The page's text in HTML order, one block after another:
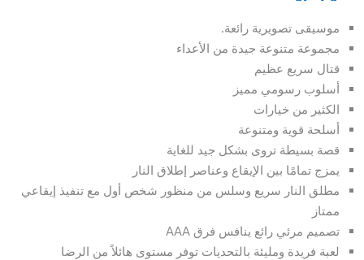
موسيقى تصويرية رائعة.
مجموعة متنوعة جيدة من الأعداء
قتال سريع عظيم
أسلوب رسومي مميز
الكثير من خيارات
أسلحة قوية ومتنوعة
قصة بسيطة تروى بشكل جيد للغاية
يمزج تمامًا بين الإيقاع وعناصر إطلاق النار
مطلق النار سريع وسلس من منظور شخص أول مع تنفيذ إيقاعي
ممتاز
تصميم مرئي رائع ينافس فرق AAA
لعبة فريدة ومليئة بالتحديات توفر مستوى هائلاً من الرضا